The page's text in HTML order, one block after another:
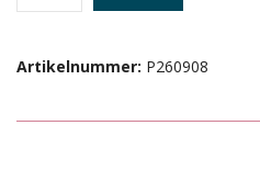
Artikelnummer: P260908